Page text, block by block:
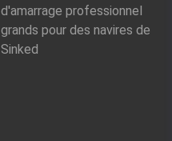
d'amarrage professionnel
grands pour des navires de
Sinked